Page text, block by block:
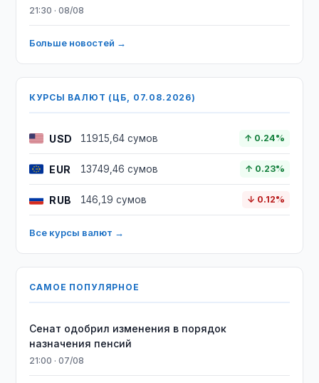
21:30 · 08/08
Больше новостей →
КУРСЫ ВАЛЮТ (ЦБ, 07.08.2026)
USD 11915,64 сумов ↑ 0.24%
EUR 13749,46 сумов ↑ 0.23%
RUB 146,19 сумов ↓ 0.12%
Все курсы валют →
САМОЕ ПОПУЛЯРНОЕ
Сенат одобрил изменения в порядок
назначения пенсий
21:00 · 07/08